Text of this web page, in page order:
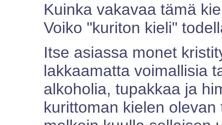
Kuinka vakavaa tämä
Voiko "kuriton kieli"
Itse asiassa monet
lakkaamatta voimallisia
alkoholia, tupakkaa ja
kurittoman kielen